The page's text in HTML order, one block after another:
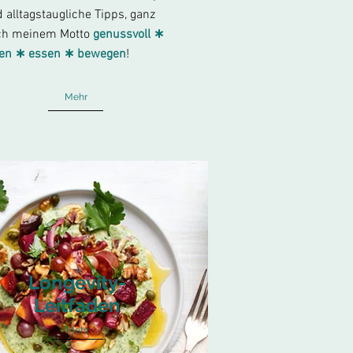
alltagstaugliche Tipps, ganz
meinem Motto genussvoll ∗
∗ essen ∗ bewegen!
Mehr
Longevity-
Leitfaden
Mehr